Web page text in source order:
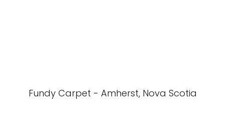
Fundy Carpet - Amherst, Nova Scotia